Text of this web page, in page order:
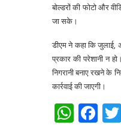
बोल्डरों की फोटो और
जा सके।
डीएम ने कहा कि जुलाई,
प्रकार की परेशानी न
निगरानी बनाए रखने के
कार्रवाई की जाएगी।